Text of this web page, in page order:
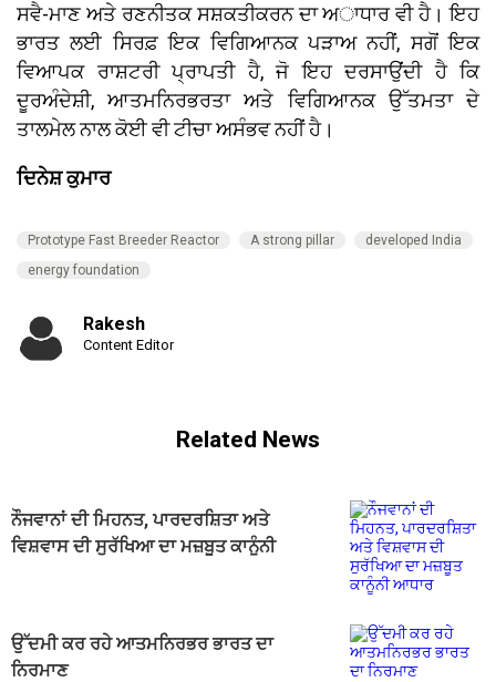
ਸਵੈ-ਮਾਣ ਅਤੇ ਰਣਨੀਤਕ ਸਸ਼ਕਤੀਕਰਨ ਦਾ ਅਾਧਾਰ ਵੀ ਹੈ। ਇਹ
ਭਾਰਤ ਲਈ ਸਿਰਫ਼ ਇਕ ਵਿਗਿਆਨਕ ਪੜਾਅ ਨਹੀਂ, ਸਗੋਂ ਇਕ
ਵਿਆਪਕ ਰਾਸ਼ਟਰੀ ਪ੍ਰਾਪਤੀ ਹੈ, ਜੋ ਇਹ ਦਰਸਾਉਂਦੀ ਹੈ ਕਿ
ਦੂਰਅੰਦੇਸ਼ੀ, ਆਤਮਨਿਰਭਰਤਾ ਅਤੇ ਵਿਗਿਆਨਕ ਉੱਤਮਤਾ ਦੇ
ਤਾਲਮੇਲ ਨਾਲ ਕੋਈ ਵੀ ਟੀਚਾ ਅਸੰਭਵ ਨਹੀਂ ਹੈ।
ਦਿਨੇਸ਼ ਕੁਮਾਰ
Prototype Fast Breeder Reactor A strong pillar
developed India
energy foundation
Rakesh
Content Editor
Related News
ਨੌਜਵਾਨਾਂ ਦੀ ਮਿਹਨਤ, ਪਾਰਦਰਸ਼ਿਤਾ ਅਤੇ
ਵਿਸ਼ਵਾਸ ਦੀ ਸੁਰੱਖਿਆ ਦਾ ਮਜ਼ਬੂਤ ਕਾਨੂੰਨੀ
ਉੱਦਮੀ ਕਰ ਰਹੇ ਆਤਮਨਿਰਭਰ ਭਾਰਤ ਦਾ
ਨਿਰਮਾਣ